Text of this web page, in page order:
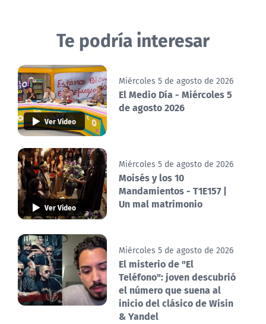
Te podría interesar
Ver Video
Miércoles 5 de agosto de 2026
El Medio Día - Miércoles 5
de agosto 2026
Ver Video
Miércoles 5 de agosto de 2026
Moisés y los 10
Mandamientos - T1E157 |
Un mal matrimonio
Miércoles 5 de agosto de 2026
El misterio de "El
Teléfono": joven descubrió
el número que suena al
inicio del clásico de Wisin
& Yandel